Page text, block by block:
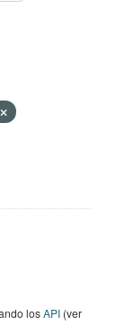
losAPI (ver